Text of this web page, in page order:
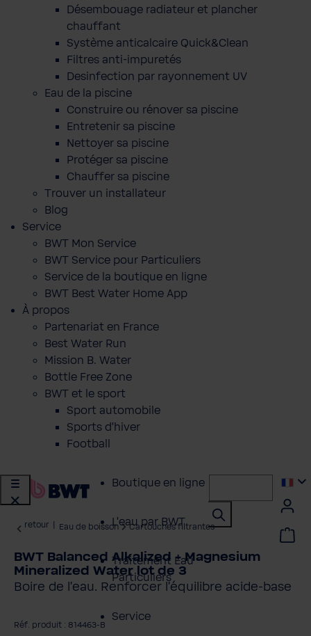
Désembouage radiateur et plancher
chauffant
Système anticalcaire Quick&Clean
Filtres anti-impuretés
Desinfection par rayonnement UV
Eau de la piscine
Construire ou rénover sa piscine
Entretenir sa piscine
Nettoyer sa piscine
Protéger sa piscine
Chauffer sa piscine
Trouver un installateur
Blog
Service
BWT Mon Service
BWT Service pour Particuliers
Service de la boutique en ligne
BWT Best Water Home App
À propos
Partenariat en France
Best Water Run
Mission B. Water
Bottle Free Zone
BWT et le sport
Sport automobile
Sports d'hiver
Football
Boutique en ligne
L'eau par BWT
Traitement Eau
Particuliers
Service
retour Eau de boisson Cartouches filtrantes
BWT Balanced Alkalized + Magnesium
Mineralized Water lot de 3
Boire de l'eau. Renforcer l'équilibre acide-base
Réf. produit : 814463-B